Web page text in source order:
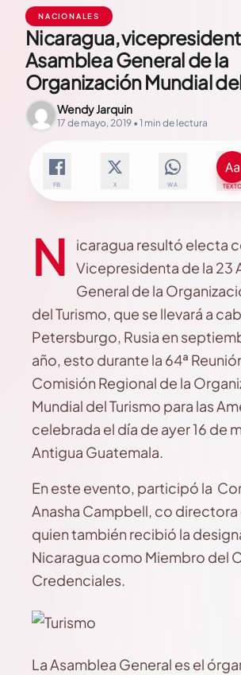
NACIONALES
Nicaragua,
Asamblea General de la
Organización Mundial
Wendy Jarquin
17 de mayo, 2019 • 1 min de lectura
FB X WA TEXTO
N
icaragua resultó electa
Vicepresidenta de la 23
General de la
del Turismo, que se llevará a
Petersburgo, Rusia en
año, esto durante la 64ª
Comisión Regional de la
Mundial del Turismo para las
celebrada el día de ayer 16 de
Antigua Guatemala.
En este evento, participó la
Anasha Campbell, co directora
quien también recibió la
Nicaragua como Miembro del
Credenciales.
La Asamblea General es el